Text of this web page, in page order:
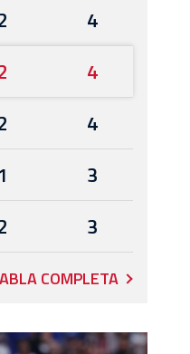
4
4
4
3
3
COMPLETA